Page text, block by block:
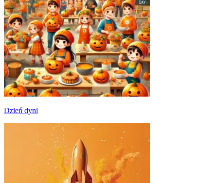
Dzień dyni